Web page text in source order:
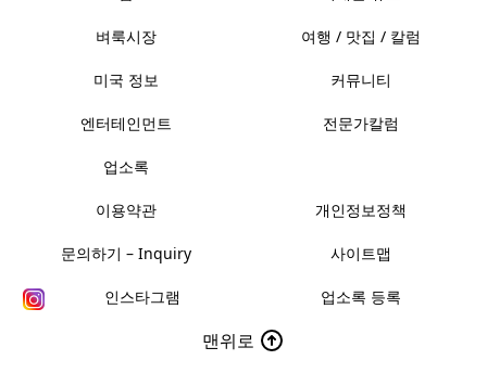
벼룩시장 여행 / 맛집 / 칼럼
미국 정보 커뮤니티
엔터테인먼트 전문가칼럼
업소록
이용약관 개인정보정책
문의하기 – Inquiry 사이트맵
인스타그램 업소록 등록
맨위로